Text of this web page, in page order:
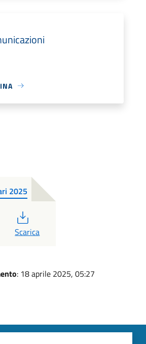
2025
PDF
Scarica
: 18 aprile 2025, 05:27